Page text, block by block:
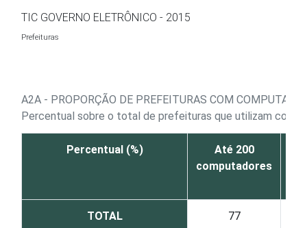
TIC GOVERNO ELETRÔNICO - 2015
Prefeituras
A2A - PROPORÇÃO DE PREFEITURAS COM
Percentual sobre o total de prefeituras que utilizam
Percentual (%)
Até 200
computadores
TOTAL 77